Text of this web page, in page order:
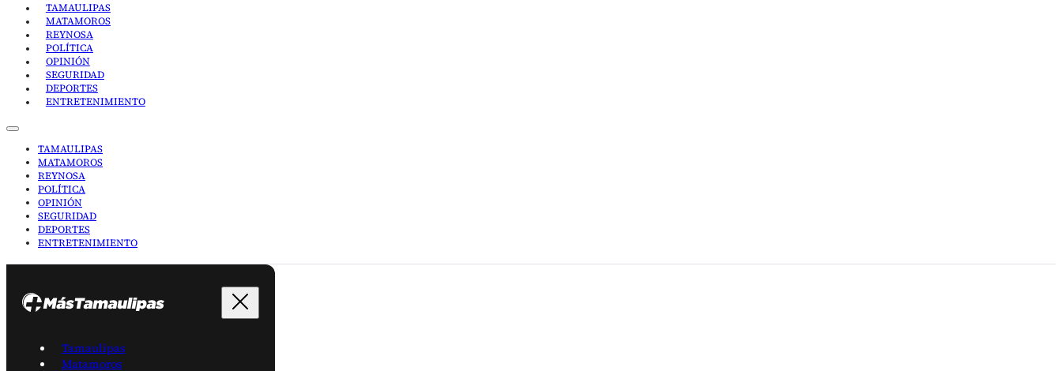
TAMAULIPAS
MATAMOROS
REYNOSA
POLÍTICA
OPINIÓN
SEGURIDAD
DEPORTES
ENTRETENIMIENTO
TAMAULIPAS
MATAMOROS
REYNOSA
POLÍTICA
OPINIÓN
SEGURIDAD
DEPORTES
ENTRETENIMIENTO
Tamaulipas
Matamoros